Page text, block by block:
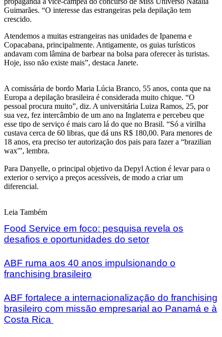
Guimarães. “O interesse das estrangeiras pela depilação tem
crescido.
Atendemos a muitas estrangeiras nas unidades de Ipanema e
Copacabana, principalmente. Antigamente, os guias turísticos
andavam com lâmina de barbear na bolsa para oferecer às turistas.
Hoje, isso não existe mais”, destaca Janete.
A comissária de bordo Maria Lúcia Branco, 55 anos, conta que na
Europa a depilação brasileira é considerada muito chique. “O
pessoal procura muito”, diz. A universitária Luiza Ramos, 25, por
sua vez, fez intercâmbio de um ano na Inglaterra e percebeu que
esse tipo de serviço é mais caro lá do que no Brasil. “Só a virilha
custava cerca de 60 libras, que dá uns R$ 180,00. Para menores de
18 anos, era preciso ter autorização dos pais para fazer a “brazilian
wax'”, lembra.
Para Danyelle, o principal objetivo da Depyl Action é levar para o
exterior o serviço a preços acessíveis, de modo a criar um
diferencial.
Leia Também
Food Service em foco: pesquisa revela os
desafios e oportunidades do setor
ABF ruma aos 40 anos impulsionando o
franchising brasileiro
ABF fortalece a internacionalização do franchising
brasileiro com missão empresarial ao Panamá e à
Costa Rica